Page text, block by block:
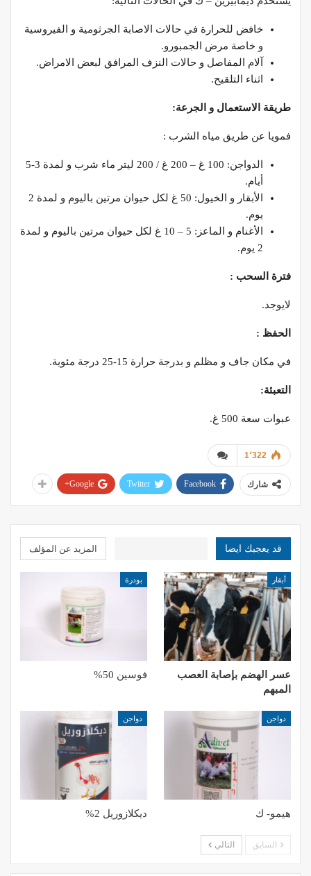
خافض للحرارة في حالات الاصابة الجرثومية و الفيروسية
و خاصة مرض الجمبورو.
آلام المفاصل و حالات النزف المرافق لبعض الامراض.
اثناء التلقيح.
طريقة الاستعمال و الجرعة:
فمويا عن طريق مياه الشرب :
الدواجن: 100 غ – 200 غ / 200 ليتر ماء شرب و لمدة 3-5
أيام.
الأبقار و الخيول: 50 غ لكل حيوان مرتين باليوم و لمدة 2
يوم.
الأغنام و الماعز: 5 – 10 غ لكل حيوان مرتين باليوم و لمدة
2 يوم.
فترة السحب :
لايوجد.
الحفظ :
في مكان جاف و مظلم و بدرجة حرارة 15-25 درجة مئوية.
التعبئة:
عبوات سعة 500 غ.
1٬322
شارك Facebook
Twitter
Google+
قد يعجبك ايضا المزيد عن المؤلف
أبقار
عسر الهضم بإصابة العصب
المبهم
بودرة
فوسين 50%
دواجن
هيمو- ك
دواجن
ديكلازوريل 2%
السابق التالي